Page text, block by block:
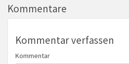
Kommentare
Kommentar verfassen
Kommentar